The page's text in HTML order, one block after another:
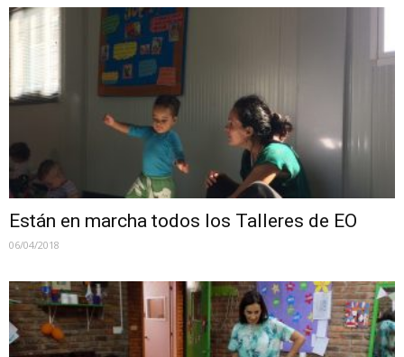
Están en marcha todos los Talleres de EO
06/04/2018